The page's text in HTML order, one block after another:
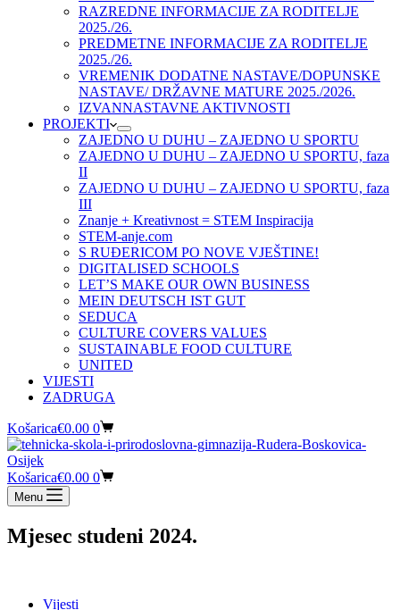
RAZREDNE INFORMACIJE ZA RODITELJE
2025./26.
PREDMETNE INFORMACIJE ZA RODITELJE
2025./26.
VREMENIK DODATNE NASTAVE/DOPUNSKE
NASTAVE/ DRŽAVNE MATURE 2025./2026.
IZVANNASTAVNE AKTIVNOSTI
PROJEKTI
ZAJEDNO U DUHU – ZAJEDNO U SPORTU
ZAJEDNO U DUHU – ZAJEDNO U SPORTU, faza
II
ZAJEDNO U DUHU – ZAJEDNO U SPORTU, faza
III
Znanje + Kreativnost = STEM Inspiracija
STEM-anje.com
S RUĐERICOM PO NOVE VJEŠTINE!
DIGITALISED SCHOOLS
LET’S MAKE OUR OWN BUSINESS
MEIN DEUTSCH IST GUT
SEDUCA
CULTURE COVERS VALUES
SUSTAINABLE FOOD CULTURE
UNITED
VIJESTI
ZADRUGA
Košarica€0.00 0
Košarica€0.00 0
Menu
Mjesec studeni 2024.
Vijesti